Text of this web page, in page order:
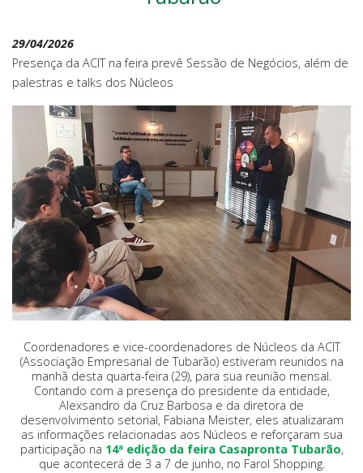
29/04/2026
Presença da ACIT na feira prevê Sessão de Negócios, além de
palestras e talks dos Núcleos
Coordenadores e vice-coordenadores de Núcleos da ACIT
(Associação Empresarial de Tubarão) estiveram reunidos na
manhã desta quarta-feira (29), para sua reunião mensal.
Contando com a presença do presidente da entidade,
Alexsandro da Cruz Barbosa e da diretora de
desenvolvimento setorial, Fabiana Meister, eles atualizaram
as informações relacionadas aos Núcleos e reforçaram sua
participação na 14ª edição da feira Casapronta Tubarão,
que acontecerá de 3 a 7 de junho, no Farol Shopping.